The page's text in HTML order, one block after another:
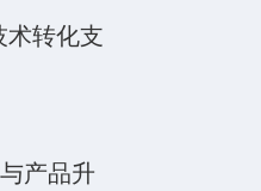
转化支
产品升